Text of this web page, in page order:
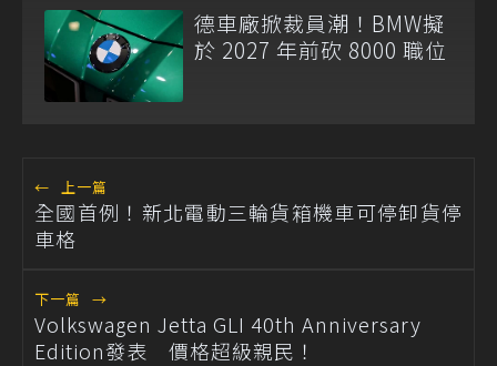
德車廠掀裁員潮！BMW擬
於 2027 年前砍 8000 職位
← 上一篇
全國首例！新北電動三輪貨箱機車可停卸貨停
車格
下一篇 →
Volkswagen Jetta GLI 40th Anniversary
Edition發表 價格超級親民！